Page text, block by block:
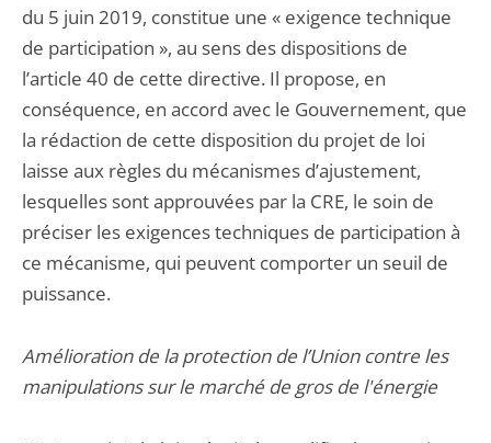
du 5 juin 2019, constitue une « exigence technique
de participation », au sens des dispositions de
l’article 40 de cette directive. Il propose, en
conséquence, en accord avec le Gouvernement, que
la rédaction de cette disposition du projet de loi
laisse aux règles du mécanismes d’ajustement,
lesquelles sont approuvées par la CRE, le soin de
préciser les exigences techniques de participation à
ce mécanisme, qui peuvent comporter un seuil de
puissance.
Amélioration de la protection de l’Union contre les
manipulations sur le marché de gros de l'énergie